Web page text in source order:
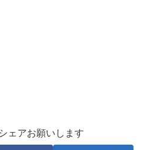
ェアお願いします